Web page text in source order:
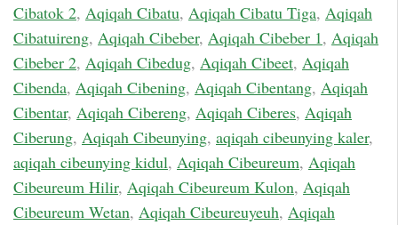
Cibatok 2, Aqiqah Cibatu, Aqiqah Cibatu Tiga, Aqiqah
Cibatuireng, Aqiqah Cibeber, Aqiqah Cibeber 1, Aqiqah
Cibeber 2, Aqiqah Cibedug, Aqiqah Cibeet, Aqiqah
Cibenda, Aqiqah Cibening, Aqiqah Cibentang, Aqiqah
Cibentar, Aqiqah Cibereng, Aqiqah Ciberes, Aqiqah
Ciberung, Aqiqah Cibeunying, aqiqah cibeunying kaler,
aqiqah cibeunying kidul, Aqiqah Cibeureum, Aqiqah
Cibeureum Hilir, Aqiqah Cibeureum Kulon, Aqiqah
Cibeureum Wetan, Aqiqah Cibeureuyeuh, Aqiqah